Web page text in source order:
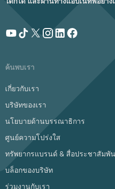
ค้นพบเรา
เกี่ยวกับเรา
บริษัทของเรา
นโยบายด้านบรรณาธิการ
ศูนย์ความโปร่งใส
ทรัพยากรแบรนด์ & สื่อประชาสัมพั
บล็อกของบริษัท
ร่วมงานกับเรา